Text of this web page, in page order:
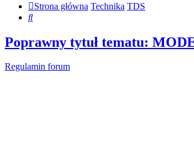
Strona główna Technika TDS
Szukaj
Poprawny tytuł tematu:
Regulamin forum